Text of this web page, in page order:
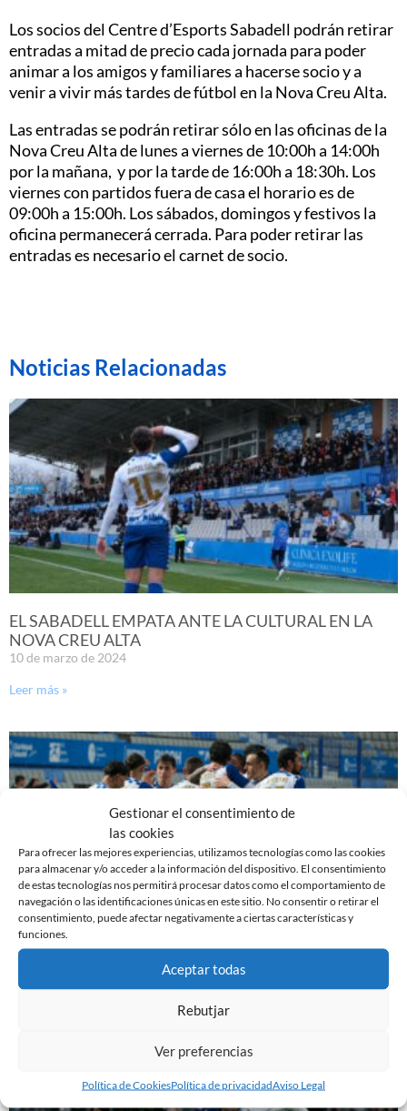
Gestionar el consentimiento de
las cookies
Para ofrecer las mejores experiencias, utilizamos tecnologías como las cookies
para almacenar y/o acceder a la información del dispositivo. El consentimiento
de estas tecnologías nos permitirá procesar datos como el comportamiento de
navegación o las identificaciones únicas en este sitio. No consentir o retirar el
consentimiento, puede afectar negativamente a ciertas características y
funciones.
Aceptar todas
Rebutjar
Ver preferencias
Política de CookiesPolítica de privacidadAviso Legal
Los socios del Centre d’Esports Sabadell podrán retirar
entradas a mitad de precio cada jornada para poder
animar a los amigos y familiares a hacerse socio y a
venir a vivir más tardes de fútbol en la Nova Creu Alta.
Las entradas se podrán retirar sólo en las oficinas de la
Nova Creu Alta de lunes a viernes de 10:00h a 14:00h
por la mañana, y por la tarde de 16:00h a 18:30h. Los
viernes con partidos fuera de casa el horario es de
09:00h a 15:00h. Los sábados, domingos y festivos la
oficina permanecerá cerrada. Para poder retirar las
entradas es necesario el carnet de socio.
Noticias Relacionadas
EL SABADELL EMPATA ANTE LA CULTURAL EN LA
NOVA CREU ALTA
10 de marzo de 2024
Leer más »
PREVIA | CE SABADELL – CULTURAL LEONESA